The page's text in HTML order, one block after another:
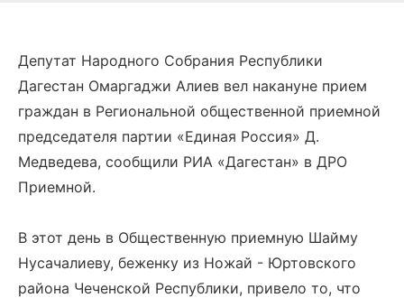
Депутат Народного Собрания Республики
Дагестан Омаргаджи Алиев вел накануне прием
граждан в Региональной общественной приемной
председателя партии «Единая Россия» Д.
Медведева, сообщили РИА «Дагестан» в ДРО
Приемной.
В этот день в Общественную приемную Шайму
Нусачалиеву, беженку из Ножай - Юртовского
района Чеченской Республики, привело то, что